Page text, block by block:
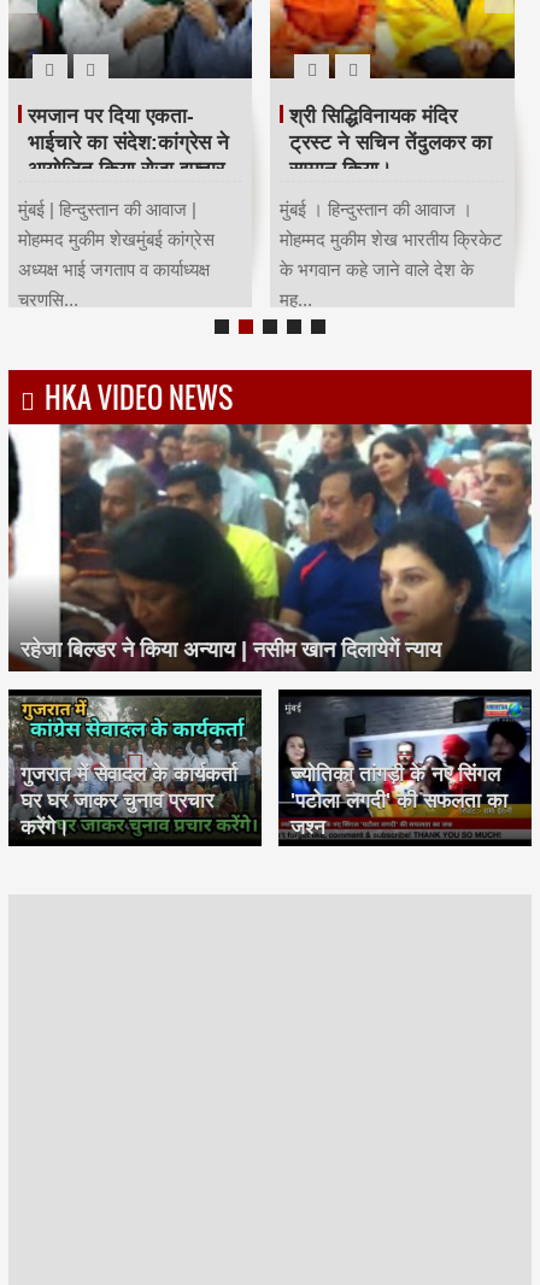
रमजान पर दिया एकता-
भाईचारे का संदेश:कांग्रेस ने
आयोजित किया रोजा इफ्तार
मुंबई | हिन्दुस्तान की आवाज |
मोहम्मद मुकीम शेखमुंबई कांग्रेस
अध्यक्ष भाई जगताप व कार्याध्यक्ष
चरणसि...
श्री सिद्धिविनायक मंदिर
ट्रस्ट ने सचिन तेंदुलकर का
सम्मान किया।
मुंबई । हिन्दुस्तान की आवाज ।
मोहम्मद मुकीम शेख भारतीय क्रिकेट
के भगवान कहे जाने वाले देश के
मह...
HKA VIDEO NEWS
रहेजा बिल्डर ने किया अन्याय | नसीम खान दिलायेगें न्याय
गुजरात में सेवादल के कार्यकर्ता
घर घर जाकर चुनाव प्रचार
करेंगे।
ज्योतिका तांगड़ी के नए सिंगल
'पटोला लगदी' की सफलता का
जश्न